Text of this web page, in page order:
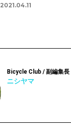
2021.04.11
Bicycle Club / 副編集長
ニシヤマ